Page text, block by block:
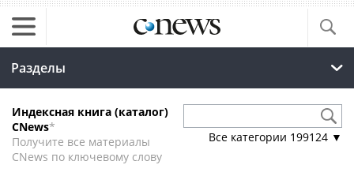
Разделы
Индексная книга (каталог)
CNews*
Получите все материалы
CNews по ключевому слову
Все категории 199124 ▼